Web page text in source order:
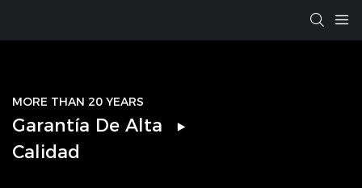
MORE THAN 20 YEARS
Garantía De Alta
Calidad